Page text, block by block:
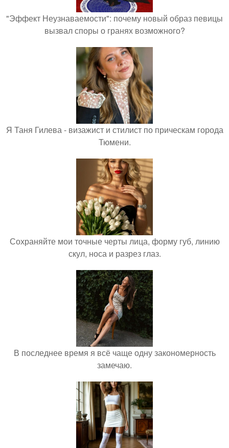
"Эффект Неузнаваемости": почему новый образ певицы
вызвал споры о гранях возможного?
Я Таня Гилева - визажист и стилист по прическам города
Тюмени.
Сохраняйте мои точные черты лица, форму губ, линию
скул, носа и разрез глаз.
В последнее время я всё чаще одну закономерность
замечаю.